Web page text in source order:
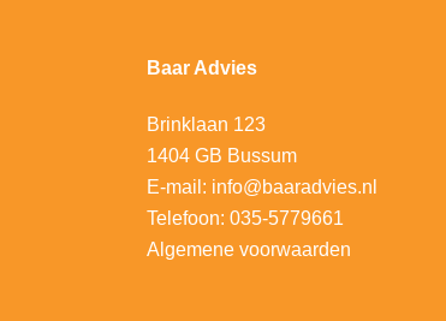
Baar Advies
Brinklaan 123
1404 GB Bussum
E-mail: info@baaradvies.nl
Telefoon: 035-5779661
Algemene voorwaarden